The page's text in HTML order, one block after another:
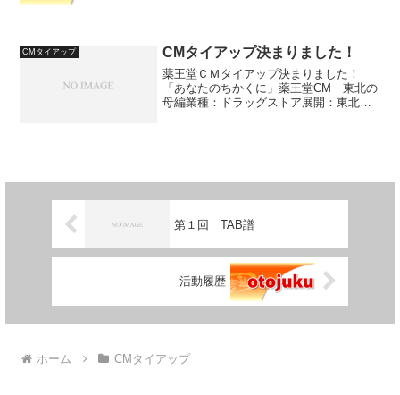
ーが有線放送運営...
CMタイアップ CMタイアップ決まりました！
薬王堂ＣＭタイアップ決まりました！
「あなたのちかくに」薬王堂CM 東北の
母編業種：ドラッグストア展開：東北エ
第１回 TAB譜
活動履歴
ホーム CMタイアップ